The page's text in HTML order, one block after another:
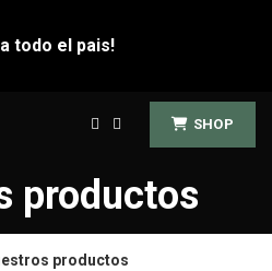
SHOP
productos
productos
todo el pais!